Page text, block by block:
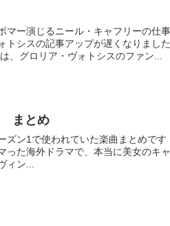
マー演じるニール・キャフリーの仕
トシスの記事アップが遅くなりまし
、グロリア・ヴォトシスのファン...
まとめ
ズン1で使われていた楽曲まとめです
った海外ドラマで、本当に美女のキ
ィン...